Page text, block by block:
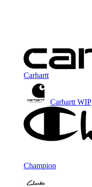
Carhartt
Carhartt WIP
Champion